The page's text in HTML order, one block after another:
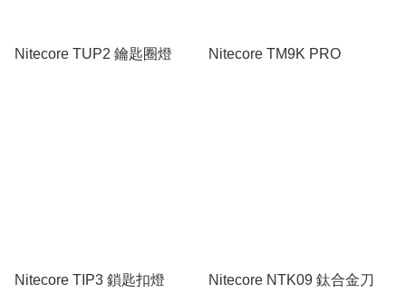
Nitecore TUP2 鑰匙圈燈 Nitecore TM9K PRO
Nitecore TIP3 鎖匙扣燈 Nitecore NTK09 鈦合金刀